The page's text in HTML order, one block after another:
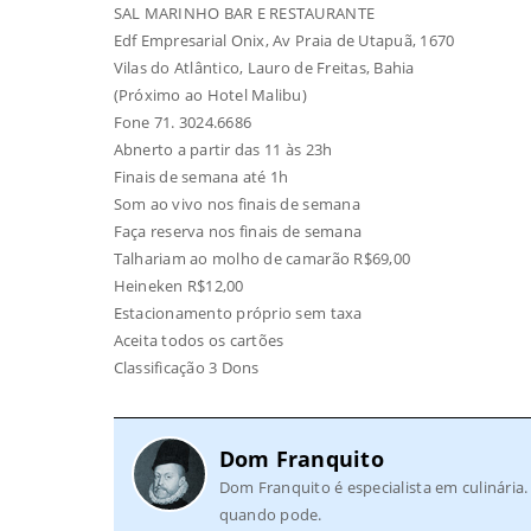
SAL MARINHO BAR E RESTAURANTE
Edf Empresarial Onix, Av Praia de Utapuã, 1670
Vilas do Atlântico, Lauro de Freitas, Bahia
(Próximo ao Hotel Malibu)
Fone 71. 3024.6686
Abnerto a partir das 11 às 23h
Finais de semana até 1h
Som ao vivo nos finais de semana
Faça reserva nos finais de semana
Talhariam ao molho de camarão R$69,00
Heineken R$12,00
Estacionamento próprio sem taxa
Aceita todos os cartões
Classificação 3 Dons
Dom Franquito
Dom Franquito é especialista em
quando pode.